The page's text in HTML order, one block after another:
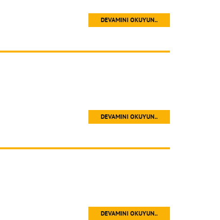
DEVAMINI OKUYUN..
DEVAMINI OKUYUN..
DEVAMINI OKUYUN..